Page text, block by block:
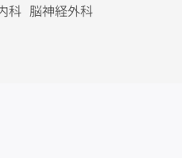
科 脳神経外科